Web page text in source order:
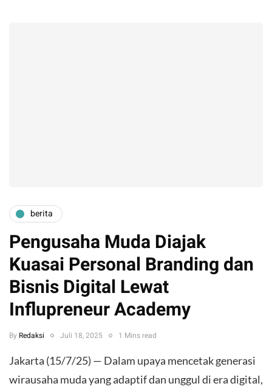
berita
Pengusaha Muda Diajak
Kuasai Personal Branding dan
Bisnis Digital Lewat
Influpreneur Academy
By Redaksi Juli 18, 2025 1 Mins read
Jakarta (15/7/25) — Dalam upaya mencetak generasi
wirausaha muda yang adaptif dan unggul di era digital,